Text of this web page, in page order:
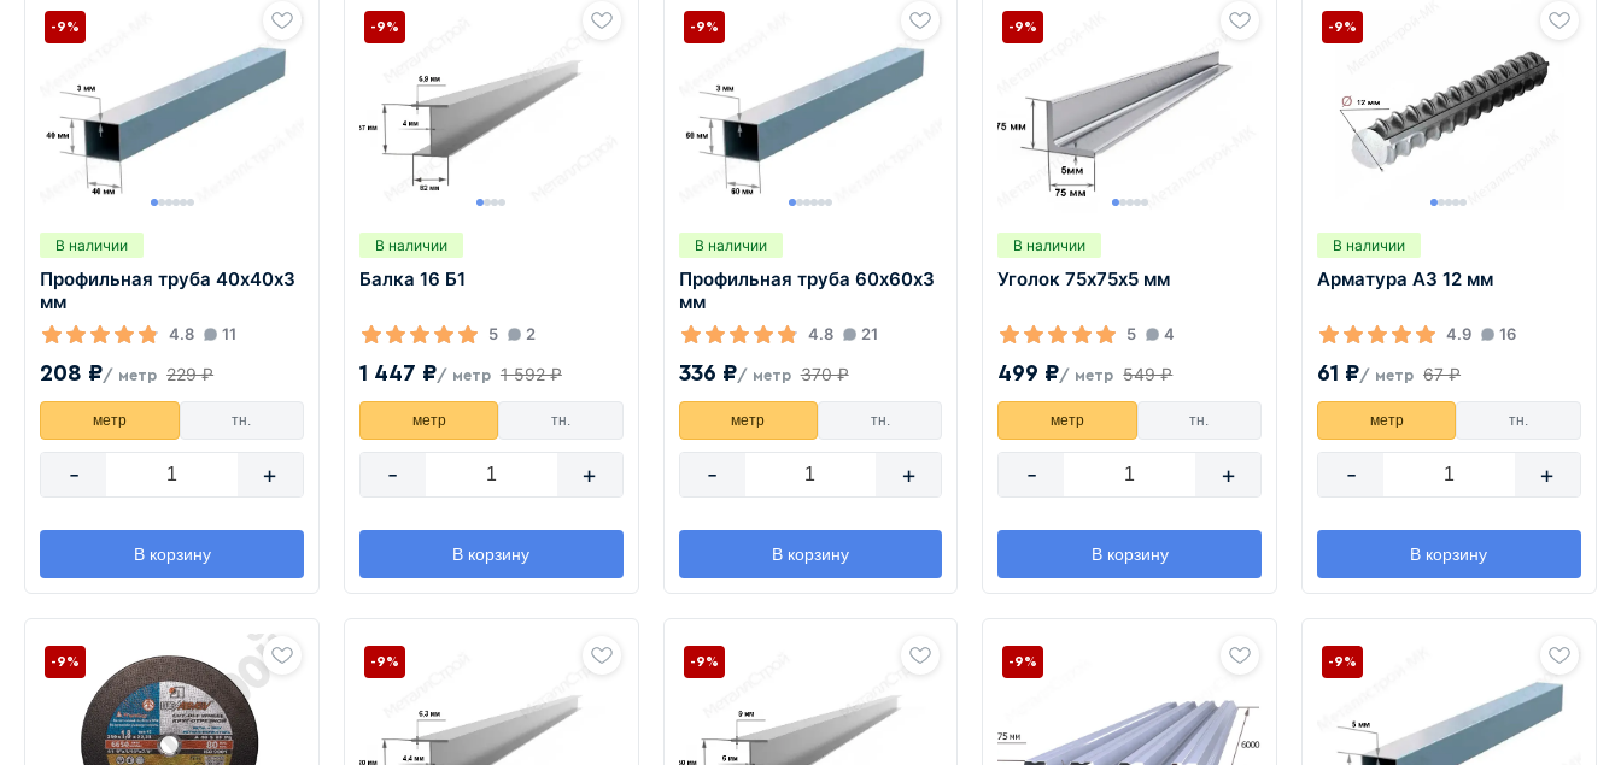
В наличии
Профильная труба 40х40х3
мм
4.8 11
208 ₽/ метр 229 ₽
-9%
метр тн.
- +
В корзину
В наличии
Балка 16 Б1
5 2
1 447 ₽/ метр 1 592 ₽
-9%
метр тн.
- +
В корзину
В наличии
Профильная труба 60х60х3
мм
4.8 21
336 ₽/ метр 370 ₽
-9%
метр тн.
- +
В корзину
В наличии
Уголок 75х75х5 мм
5 4
499 ₽/ метр 549 ₽
-9%
метр тн.
- +
В корзину
В наличии
Арматура А3 12 мм
4.9 16
61 ₽/ метр 67 ₽
-9%
метр тн.
- +
В корзину
-9% -9% -9% -9% -9%